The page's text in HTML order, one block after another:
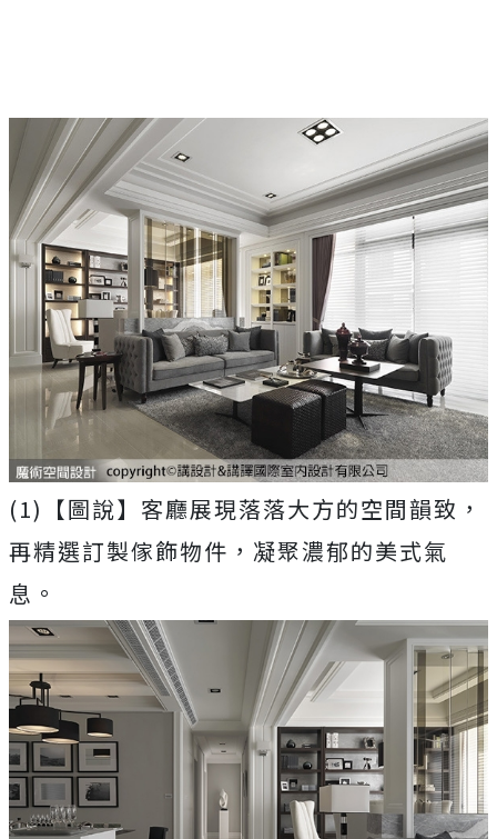
(1)【圖說】客廳展現落落大方的空間韻致，
再精選訂製傢飾物件，凝聚濃郁的美式氣
息。